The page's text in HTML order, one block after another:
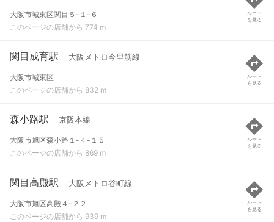
大阪市城東区関目５-１-６
このページの店舗から 774 m
ルート
を見る
関目成育駅 大阪メトロ今里筋線
大阪市城東区
このページの店舗から 832 m
ルート
を見る
森小路駅 京阪本線
大阪市旭区森小路１-４-１５
このページの店舗から 869 m
ルート
を見る
関目高殿駅 大阪メトロ谷町線
大阪市旭区高殿４-２２
このページの店舗から 939 m
ルート
を見る